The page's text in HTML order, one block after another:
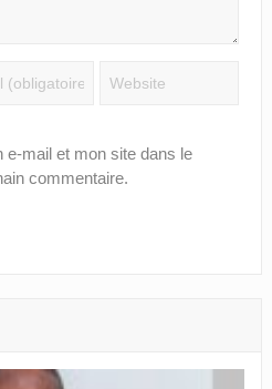
e-mail et mon site dans le
commentaire.